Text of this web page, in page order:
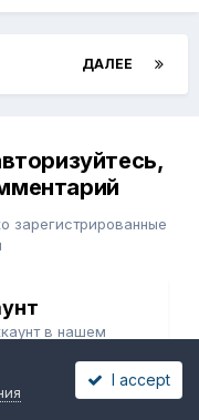
ДАЛЕЕ
зарегистрированные
в нашем
аккаунт
I accept